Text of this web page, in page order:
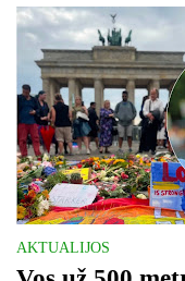
AKTUALIJOS